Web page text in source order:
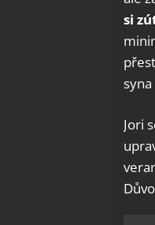
si
Jori